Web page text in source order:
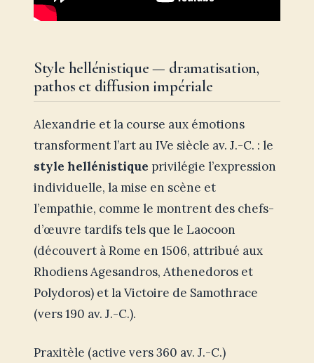
Style hellénistique — dramatisation,
pathos et diffusion impériale
Alexandrie et la course aux émotions
transforment l’art au IVe siècle av. J.-C. : le
style hellénistique privilégie l’expression
individuelle, la mise en scène et
l’empathie, comme le montrent des chefs-
d’œuvre tardifs tels que le Laocoon
(découvert à Rome en 1506, attribué aux
Rhodiens Agesandros, Athenedoros et
Polydoros) et la Victoire de Samothrace
(vers 190 av. J.-C.).
Praxitèle (active vers 360 av. J.-C.)